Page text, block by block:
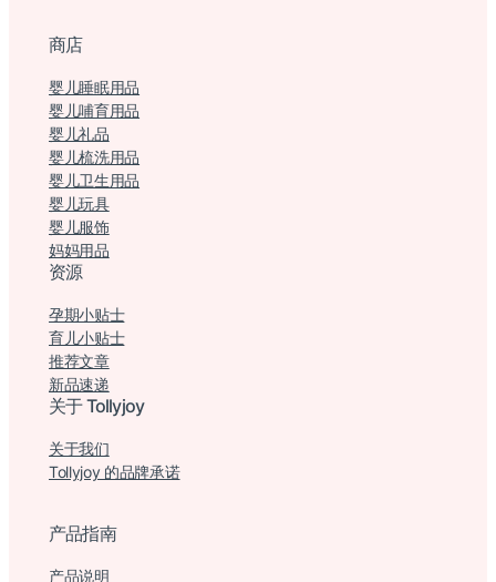
商店
婴儿睡眠用品
婴儿哺育用品
婴儿礼品
婴儿梳洗用品
婴儿卫生用品
婴儿玩具
婴儿服饰
妈妈用品
资源
孕期小贴士
育儿小贴士
推荐文章
新品速递
关于 Tollyjoy
关于我们
Tollyjoy 的品牌承诺
产品指南
产品说明